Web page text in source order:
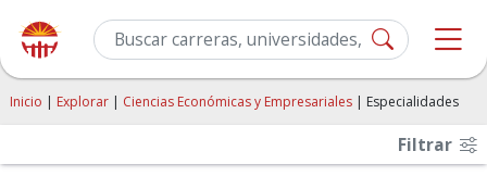
Inicio | Explorar | Ciencias Económicas y Empresariales | Especialidades
Filtrar